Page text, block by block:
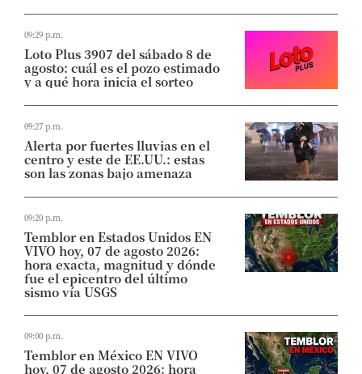
09:29 p.m.
Loto Plus 3907 del sábado 8 de
agosto: cuál es el pozo estimado
y a qué hora inicia el sorteo
09:27 p.m.
Alerta por fuertes lluvias en el
centro y este de EE.UU.: estas
son las zonas bajo amenaza
09:20 p.m.
Temblor en Estados Unidos EN
VIVO hoy, 07 de agosto 2026:
hora exacta, magnitud y dónde
fue el epicentro del último
sismo vía USGS
09:00 p.m.
Temblor en México EN VIVO
hoy, 07 de agosto 2026: hora